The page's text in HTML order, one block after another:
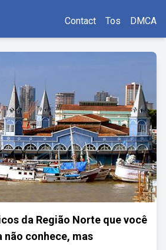
Contact Tos DMCA
da Região Norte que você
não conhece, mas